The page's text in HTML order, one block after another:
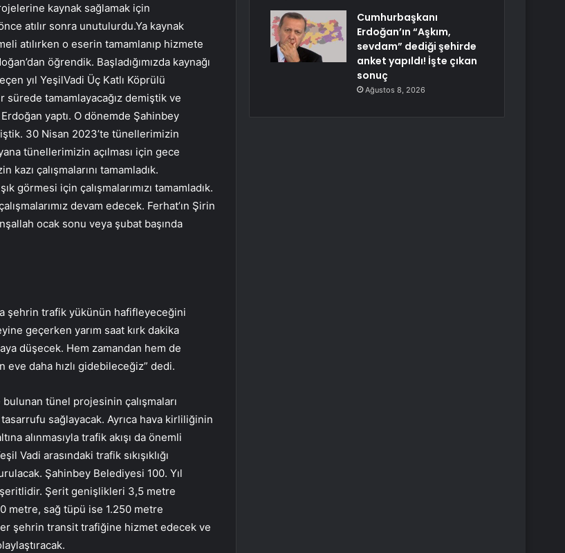
kaynak sağlamak için
atılır sonra unutulurdu.Ya kaynak
atılırken o eserin tamamlanıp hizmete
öğrendik. Başladığımızda kaynağı
yıl YeşilVadi Üç Katlı Köprülü
sürede tamamlayacağız demiştik ve
yaptı. O dönemde Şahinbey
30 Nisan 2023’te tünellerimizin
tünellerimizin açılması için gece
çalışmalarını tamamladık.
görmesi için çalışmalarımızı tamamladık.
devam edecek. Ferhat’ın Şirin
ocak sonu veya şubat başında
şehrin trafik yükünün hafifleyeceğini
geçerken yarım saat kırk dakika
düşecek. Hem zamandan hem de
daha hızlı gidebileceğiz” dedi.
tünel projesinin çalışmaları
sağlayacak. Ayrıca hava kirliliğinin
alınmasıyla trafik akışı da önemli
Vadi arasındaki trafik sıkışıklığı
Şahinbey Belediyesi 100. Yıl
Şerit genişlikleri 3,5 metre
metre, sağ tüpü ise 1.250 metre
şehrin transit trafiğine hizmet edecek ve
Cumhurbaşkanı
Erdoğan’ın “Aşkım,
sevdam” dediği şehirde
anket yapıldı! İşte çıkan
sonuç
Ağustos 8, 2026